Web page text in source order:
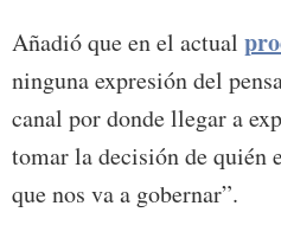
Añadió que en el actual
ninguna expresión del
canal por donde llegar a
tomar la decisión de quién
que nos va a gobernar”.